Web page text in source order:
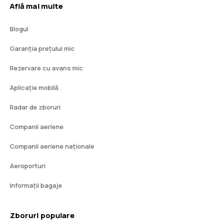
Află mai multe
Blogul
Garanția prețului mic
Rezervare cu avans mic
Aplicație mobilă
Radar de zboruri
Companii aeriene
Companii aeriene naţionale
Aeroporturi
Informații bagaje
Zboruri populare